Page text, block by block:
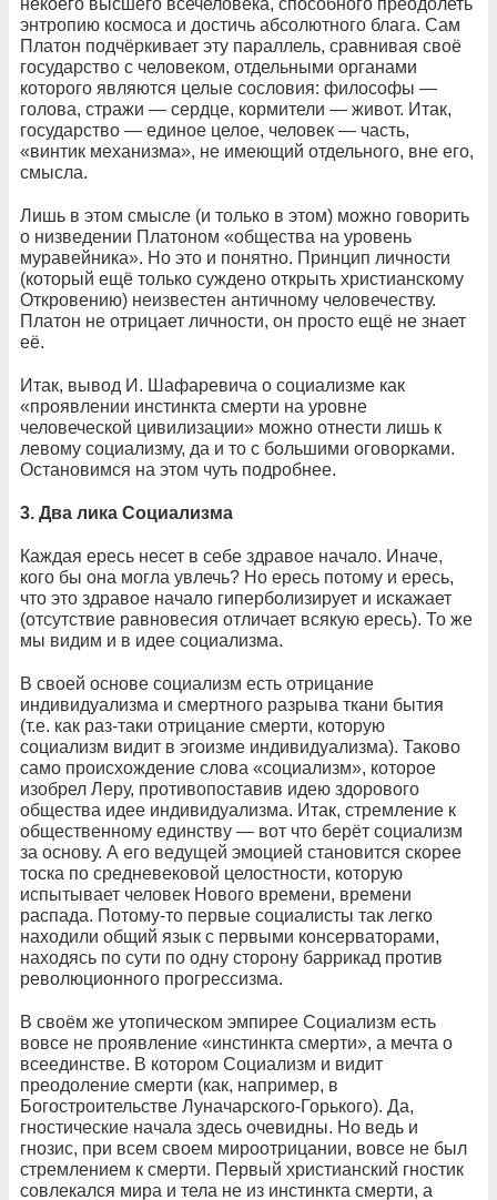
энтропию космоса и достичь абсолютного блага. Сам
Платон подчёркивает эту параллель, сравнивая своё
государство с человеком, отдельными органами
которого являются целые сословия: философы —
голова, стражи — сердце, кормители — живот. Итак,
государство — единое целое, человек — часть,
«винтик механизма», не имеющий отдельного, вне его,
смысла.
Лишь в этом смысле (и только в этом) можно говорить
о низведении Платоном «общества на уровень
муравейника». Но это и понятно. Принцип личности
(который ещё только суждено открыть христианскому
Откровению) неизвестен античному человечеству.
Платон не отрицает личности, он просто ещё не знает
её.
Итак, вывод И. Шафаревича о социализме как
«проявлении инстинкта смерти на уровне
человеческой цивилизации» можно отнести лишь к
левому социализму, да и то с большими оговорками.
Остановимся на этом чуть подробнее.
3. Два лика Социализма
Каждая ересь несет в себе здравое начало. Иначе,
кого бы она могла увлечь? Но ересь потому и ересь,
что это здравое начало гиперболизирует и искажает
(отсутствие равновесия отличает всякую ересь). То же
мы видим и в идее социализма.
В своей основе социализм есть отрицание
индивидуализма и смертного разрыва ткани бытия
(т.е. как раз-таки отрицание смерти, которую
социализм видит в эгоизме индивидуализма). Таково
само происхождение слова «социализм», которое
изобрел Леру, противопоставив идею здорового
общества идее индивидуализма. Итак, стремление к
общественному единству — вот что берёт социализм
за основу. А его ведущей эмоцией становится скорее
тоска по средневековой целостности, которую
испытывает человек Нового времени, времени
распада. Потому-то первые социалисты так легко
находили общий язык с первыми консерваторами,
находясь по сути по одну сторону баррикад против
революционного прогрессизма.
В своём же утопическом эмпирее Социализм есть
вовсе не проявление «инстинкта смерти», а мечта о
всеединстве. В котором Социализм и видит
преодоление смерти (как, например, в
Богостроительстве Луначарского-Горького). Да,
гностические начала здесь очевидны. Но ведь и
гнозис, при всем своем мироотрицании, вовсе не был
стремлением к смерти. Первый христианский гностик
совлекался мира и тела не из инстинкта смерти, а